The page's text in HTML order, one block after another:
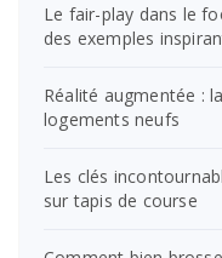
Le fair-play dans le
des exemples
Réalité augmentée :
logements neufs
Les clés
sur tapis de course